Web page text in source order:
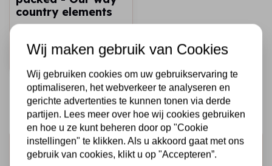
country elements
Snel toevoegen
Schrijf je in voor de nieuwsbrief
Wij maken gebruik van Cookies
Wij gebruiken cookies om uw gebruikservaring te
optimaliseren, het webverkeer te analyseren en
gerichte advertenties te kunnen tonen via derde
partijen. Lees meer over hoe wij cookies gebruiken
en hoe u ze kunt beheren door op "Cookie
instellingen" te klikken. Als u akkoord gaat met ons
gebruik van cookies, klikt u op "Accepteren”.